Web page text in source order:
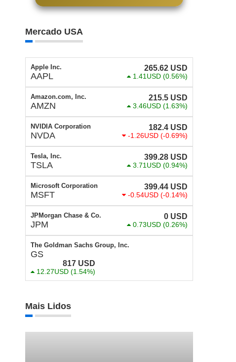
Mercado USA
Apple Inc.
AAPL
265.62 USD
1.41USD (0.56%)
Amazon.com, Inc.
AMZN
215.5 USD
3.46USD (1.63%)
NVIDIA Corporation
NVDA
182.4 USD
-1.26USD (-0.69%)
Tesla, Inc.
TSLA
399.28 USD
3.71USD (0.94%)
Microsoft Corporation
MSFT
399.44 USD
-0.54USD (-0.14%)
JPMorgan Chase & Co.
JPM
0 USD
0.73USD (0.26%)
The Goldman Sachs Group, Inc.
GS
817 USD
12.27USD (1.54%)
Mais Lidos